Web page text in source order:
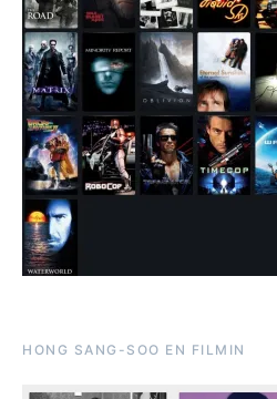
HONG SANG-SOO EN FILMIN